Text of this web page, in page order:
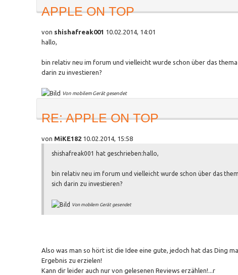
APPLE ON TOP
von shishafreak001 10.02.2014, 14:01
hallo,
bin relativ neu im forum und vielleicht wurde schon über das
darin zu investieren?
Von mobilem Gerät gesendet
RE: APPLE ON TOP
von MiKE182 10.02.2014, 15:58
shishafreak001 hat geschrieben: hallo,
bin relativ neu im forum und vielleicht wurde schon über das
sich darin zu investieren?
Von mobilem Gerät gesendet
Also was man so hört ist die Idee eine gute, jedoch hat das Ding
Ergebnis zu erzielen!
Kann dir leider auch nur von gelesenen Reviews erzählen!...r